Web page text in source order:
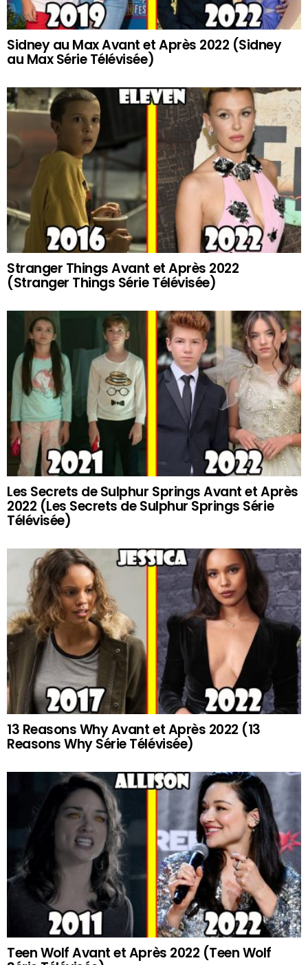
Sidney au Max Avant et Après 2022 (Sidney
au Max Série Télévisée)
Stranger Things Avant et Après 2022
(Stranger Things Série Télévisée)
Les Secrets de Sulphur Springs Avant et Après
2022 (Les Secrets de Sulphur Springs Série
Télévisée)
13 Reasons Why Avant et Après 2022 (13
Reasons Why Série Télévisée)
Teen Wolf Avant et Après 2022 (Teen Wolf